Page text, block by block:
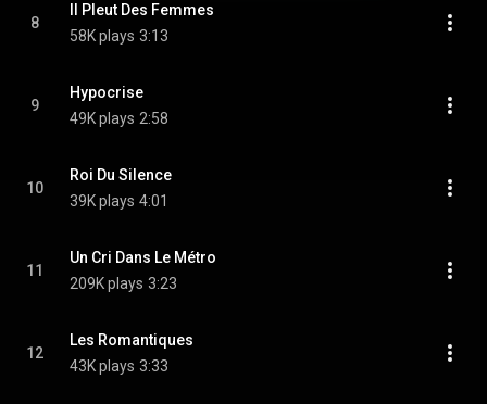
8
Il Pleut Des Femmes
58K plays 3:13
9
Hypocrise
49K plays 2:58
10
Roi Du Silence
39K plays 4:01
11
Un Cri Dans Le Métro
209K plays 3:23
12
Les Romantiques
43K plays 3:33